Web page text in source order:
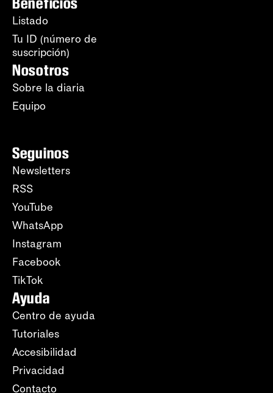
Listado
Tu ID (número de
suscripción)
Nosotros
Sobre la diaria
Equipo
Seguinos
Newsletters
RSS
YouTube
WhatsApp
Instagram
Facebook
TikTok
Ayuda
Centro de ayuda
Tutoriales
Accesibilidad
Privacidad
Contacto